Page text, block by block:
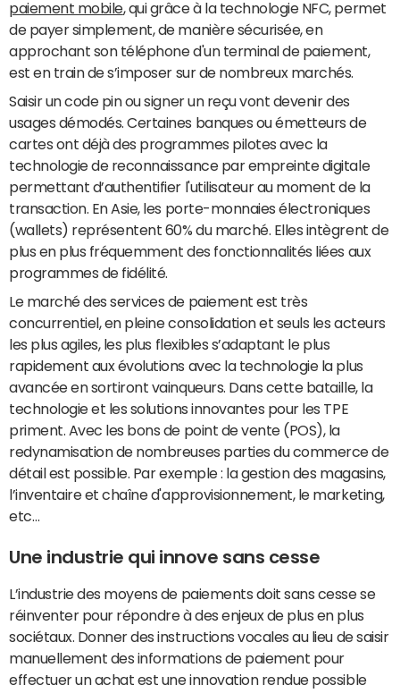
paiement mobile, qui grâce à la technologie NFC, permet
de payer simplement, de manière sécurisée, en
approchant son téléphone d'un terminal de paiement,
est en train de s’imposer sur de nombreux marchés.
Saisir un code pin ou signer un reçu vont devenir des
usages démodés. Certaines banques ou émetteurs de
cartes ont déjà des programmes pilotes avec la
technologie de reconnaissance par empreinte digitale
permettant d’authentifier l'utilisateur au moment de la
transaction. En Asie, les porte-monnaies électroniques
(wallets) représentent 60% du marché. Elles intègrent de
plus en plus fréquemment des fonctionnalités liées aux
programmes de fidélité.
Le marché des services de paiement est très
concurrentiel, en pleine consolidation et seuls les acteurs
les plus agiles, les plus flexibles s’adaptant le plus
rapidement aux évolutions avec la technologie la plus
avancée en sortiront vainqueurs. Dans cette bataille, la
technologie et les solutions innovantes pour les TPE
priment. Avec les bons de point de vente (POS), la
redynamisation de nombreuses parties du commerce de
détail est possible. Par exemple : la gestion des magasins,
l’inventaire et chaîne d'approvisionnement, le marketing,
etc…
Une industrie qui innove sans cesse
L’industrie des moyens de paiements doit sans cesse se
réinventer pour répondre à des enjeux de plus en plus
sociétaux. Donner des instructions vocales au lieu de saisir
manuellement des informations de paiement pour
effectuer un achat est une innovation rendue possible